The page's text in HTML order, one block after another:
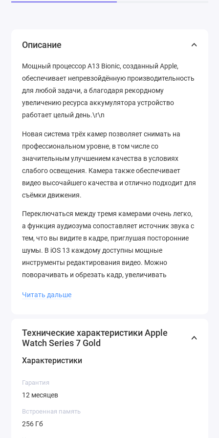
Описание
Мощный процессор A13 Bionic, созданный Apple,
обеспечивает непревзойдённую производительность
для любой задачи, а благодаря рекордному
увеличению ресурса аккумулятора устройство
работает целый день.\r\n
Новая система трёх камер позволяет снимать на
профессиональном уровне, в том числе со
значительным улучшением качества в условиях
слабого освещения. Камера также обеспечивает
видео высочайшего качества и отлично подходит для
съёмки движения.
Переключаться между тремя камерами очень легко,
а функция аудиозума сопоставляет источник звука с
тем, что вы видите в кадре, приглушая посторонние
шумы. В iOS 13 каждому доступны мощные
инструменты редактирования видео. Можно
поворачивать и обрезать кадр, увеличивать
обработка занимает считанные секунды, а результат
качества.
программного обеспечения, доступной только Apple,
камеры iPhone 11 Pro Max выводят съемку на
совершено новый уровень. Сверхширокоугольная
фотосъёмки: объектив захватывает в четыре раза
больше изображения, поэтому вы сможете легко
Читать дальше
Технические характеристики Apple
Watch Series 7 Gold
Характеристики
Гарантия
12 месяцев
Встроенная память
256 Гб